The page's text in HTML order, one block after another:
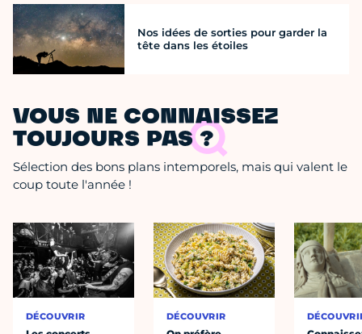
Nos idées de sorties pour garder la
tête dans les étoiles
VOUS NE CONNAISSEZ
TOUJOURS PAS ?
Sélection des bons plans intemporels, mais qui valent le
coup toute l'année !
DÉCOUVRIR DÉCOUVRIR